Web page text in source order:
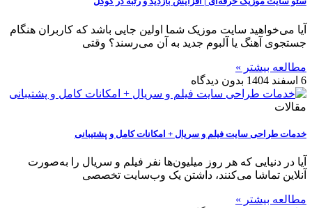
آیا می‌خواهید سایت موزیک شما اولین جایی باشد که کاربران هنگام
جستجوی آهنگ یا آلبوم جدید به آن می‌رسند؟ وقتی
مطالعه بیشتر »
6 اسفند 1404
بدون دیدگاه
مقالات
خدمات طراحی سایت فیلم و سریال + امکانات کامل و پشتیبانی
آیا در دنیایی که هر روز میلیون‌ها نفر فیلم و سریال را به‌صورت
آنلاین تماشا می‌کنند، داشتن یک وب‌سایت تخصصی
مطالعه بیشتر »